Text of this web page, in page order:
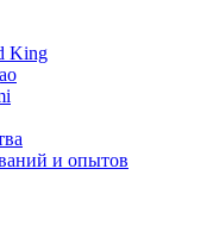
King
и опытов